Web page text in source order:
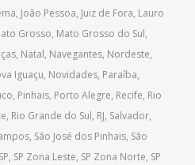
, João Pessoa, Juiz de Fora, Lauro
Grosso, Mato Grosso do Sul,
, Natal, Navegantes, Nordeste,
Iguaçu, Novidades, Paraíba,
, Pinhais, Porto Alegre, Recife, Rio
, Rio Grande do Sul, RJ, Salvador,
, São José dos Pinhais, São
SP, SP Zona Leste, SP Zona Norte, SP